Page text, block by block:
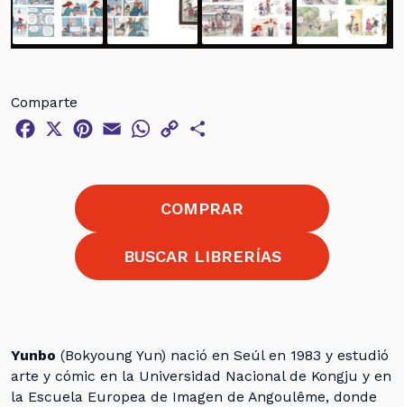
Comparte
Facebook
X Pinterest
Email WhatsApp
Copy
Link
COMPRAR
BUSCAR LIBRERÍAS
Yunbo (Bokyoung Yun) nació en Seúl en 1983 y estudió
arte y cómic en la Universidad Nacional de Kongju y en
la Escuela Europea de Imagen de Angoulême, donde